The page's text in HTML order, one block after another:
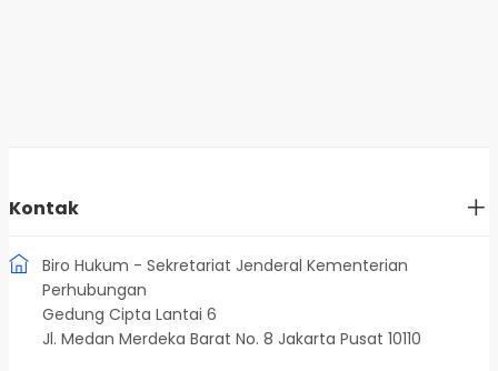
Kontak
Biro Hukum - Sekretariat Jenderal Kementerian
Perhubungan
Gedung Cipta Lantai 6
Jl. Medan Merdeka Barat No. 8 Jakarta Pusat 10110